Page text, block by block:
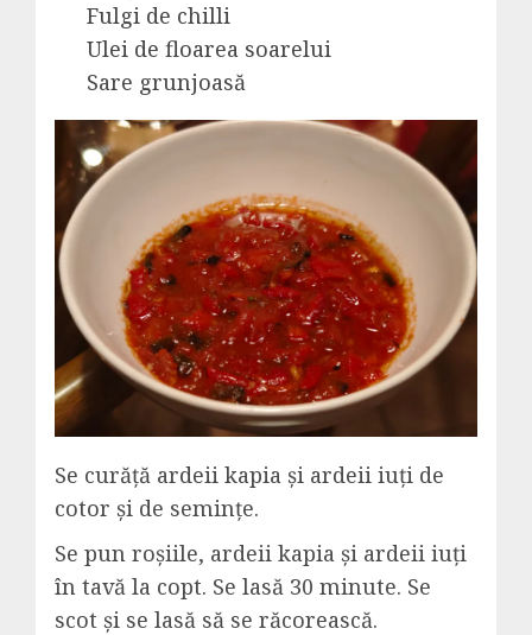
Fulgi de chilli
Ulei de floarea soarelui
Sare grunjoasă
Se curăță ardeii kapia și ardeii iuți de
cotor și de semințe.
Se pun roșiile, ardeii kapia și ardeii iuți
în tavă la copt. Se lasă 30 minute. Se
scot și se lasă să se răcorească.